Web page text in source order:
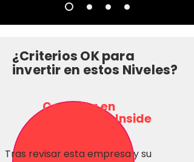
¿Criterios OK para
invertir en estos Niveles?
Consulta en
Inversionas Inside
Tras revisar esta empresa y su